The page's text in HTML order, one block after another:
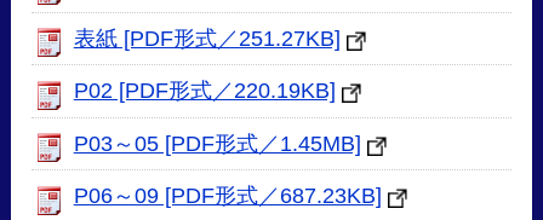
表紙 [PDF形式／251.27KB]
P02 [PDF形式／220.19KB]
P03～05 [PDF形式／1.45MB]
P06～09 [PDF形式／687.23KB]